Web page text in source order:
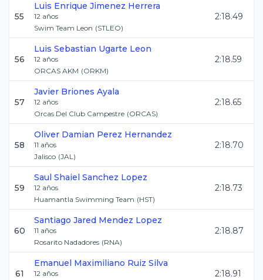
55
Luis Enrique Jimenez Herrera
12 años
Swim Team Leon (STLEO)
2:18.49
56
Luis Sebastian Ugarte Leon
12 años
ORCAS AKM (ORKM)
2:18.59
57
Javier Briones Ayala
12 años
Orcas Del Club Campestre (ORCAS)
2:18.65
58
Oliver Damian Perez Hernandez
11 años
Jalisco (JAL)
2:18.70
59
Saul Shaiel Sanchez Lopez
12 años
Huamantla Swimming Team (HST)
2:18.73
60
Santiago Jared Mendez Lopez
11 años
Rosarito Nadadores (RNA)
2:18.87
61
Emanuel Maximiliano Ruiz Silva
12 años
2:18.91